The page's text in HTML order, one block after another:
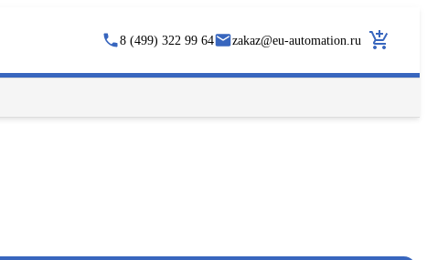
8 (499) 322 99 64 zakaz@eu-automation.ru